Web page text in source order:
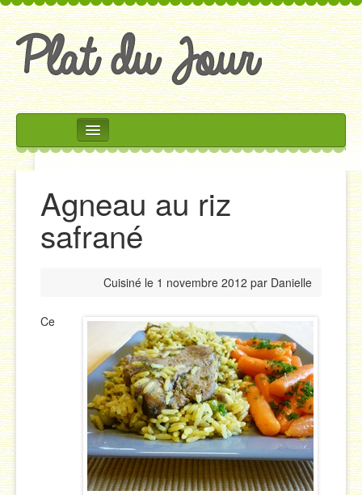
Rechercher
Accueil
Accompagnements
Desserts
Plats
Soupes & Potages
Trucs & Astuces
Agneau au riz
safrané
Cuisiné le 1 novembre 2012 par Danielle
Ce